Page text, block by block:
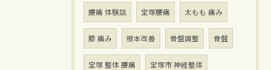
腰痛 体験談 宝塚腰痛 太もも 痛み
膝 痛み 根本改善 骨盤調整 骨盤
宝塚 整体 腰痛 宝塚市 神経整体